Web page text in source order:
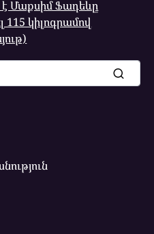
է Մաքսիմ Ֆադեևը
115 կիլոգրամով